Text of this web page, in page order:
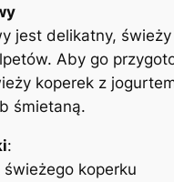
jest delikatny, świeży
Aby go
koperek z
śmietaną.
:
świeżego koperku